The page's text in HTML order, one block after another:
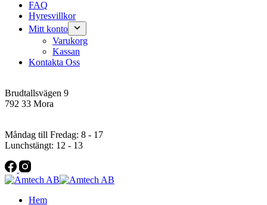
FAQ
Hyresvillkor
Mitt konto
Varukorg
Kassan
Kontakta Oss
Brudtallsvägen 9
792 33 Mora
Måndag till Fredag: 8 - 17
Lunchstängt: 12 - 13
Hem